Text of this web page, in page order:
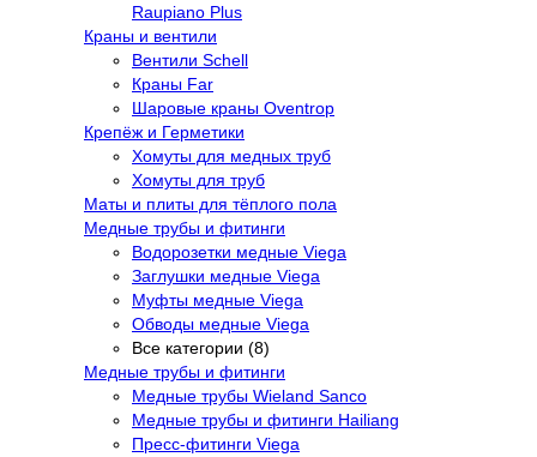
Raupiano Plus
Краны и вентили
Вентили Schell
Краны Far
Шаровые краны Oventrop
Крепёж и Герметики
Хомуты для медных труб
Хомуты для труб
Маты и плиты для тёплого пола
Медные трубы и фитинги
Водорозетки медные Viega
Заглушки медные Viega
Муфты медные Viega
Обводы медные Viega
Все категории (8)
Медные трубы и фитинги
Медные трубы Wieland Sanco
Медные трубы и фитинги Hailiang
Пресс-фитинги Viega